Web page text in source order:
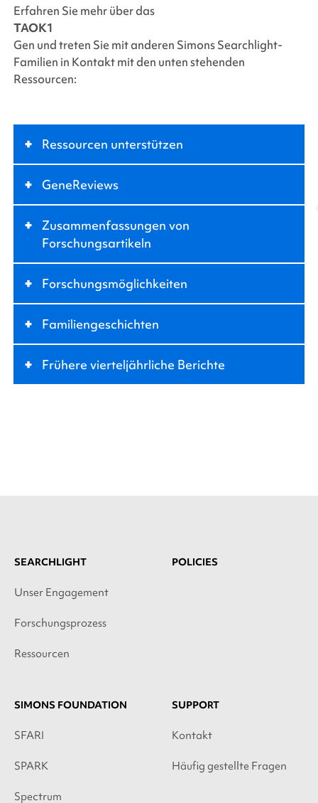
Erfahren Sie mehr über das
TAOK1
Gen und treten Sie mit anderen Simons Searchlight-
Familien in Kontakt mit den unten stehenden
Ressourcen:
+ Ressourcen unterstützen
+ GeneReviews
+
Zusammenfassungen von
Forschungsartikeln
+ Forschungsmöglichkeiten
+ Familiengeschichten
+ Frühere vierteljährliche Berichte
SEARCHLIGHT
Unser Engagement
Forschungsprozess
Ressourcen
POLICIES
SIMONS FOUNDATION
SFARI
SPARK
Spectrum
SUPPORT
Kontakt
Häufig gestellte Fragen